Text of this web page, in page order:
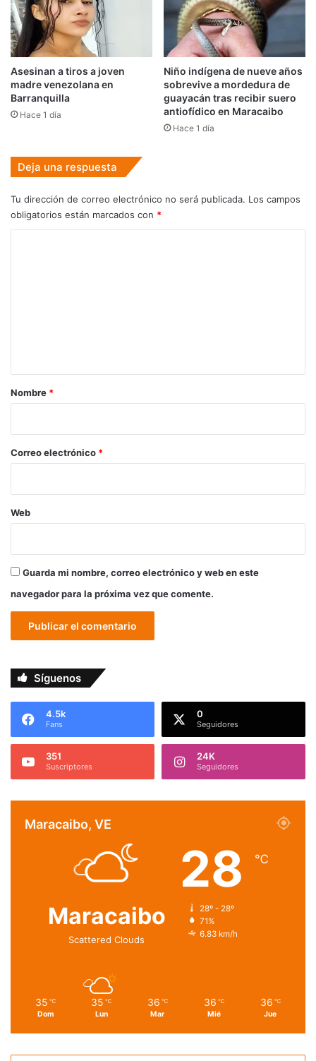
Asesinan a tiros a joven
madre venezolana en
Barranquilla
Hace 1 día
Niño indígena de nueve años
sobrevive a mordedura de
guayacán tras recibir suero
antiofídico en Maracaibo
Hace 1 día
Deja una respuesta
Tu dirección de correo electrónico no será publicada. Los campos
obligatorios están marcados con *
r
*
Nombre *
Correo electrónico *
Web
Guarda mi nombre, correo electrónico y web en este
navegador para la próxima vez que comente.
Síguenos
4.5k
Fans
0
Seguidores
351
Suscriptores
24K
Seguidores
Maracaibo, VE
Maracaibo
Scattered Clouds
28 ℃
28º - 28º
71%
6.83 km/h
35 ℃
Dom
35 ℃
Lun
36 ℃
Mar
36 ℃
Mié
36 ℃
Jue